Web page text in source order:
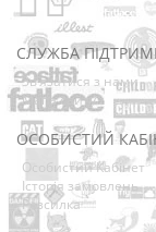
СЛУЖБА
Зв’язатися з нами
Мапа сайту
ОСОБИСТИЙ
Особистий Кабінет
Історія замовлень
Розсилка